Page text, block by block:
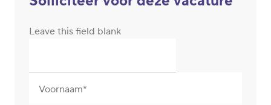
Leave this field blank
Voornaam